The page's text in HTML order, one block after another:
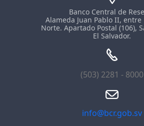
Banco Central de
Alameda Juan Pablo II, entre
Norte. Apartado Postal (106),
El Salvador.
(503) 2281 - 8000
info@bcr.gob.sv